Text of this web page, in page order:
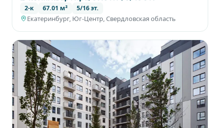
2-к 67.01 м² 5/16 эт.
Екатеринбург, Юг-Центр, Свердловская область